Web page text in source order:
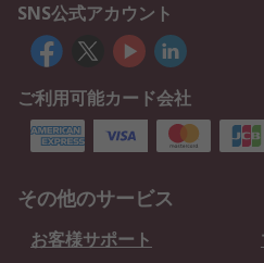
SNS公式アカウント
ご利用可能カード会社
その他のサービス
お客様サポート